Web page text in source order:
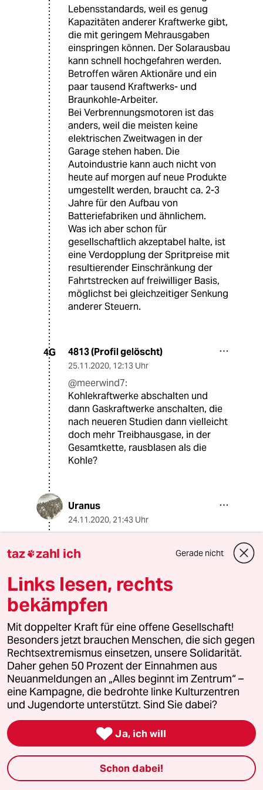
Lebensstandards, weil es genug
Kapazitäten anderer Kraftwerke gibt,
die mit geringem Mehrausgaben
einspringen können. Der Solarausbau
kann schnell hochgefahren werden.
Betroffen wären Aktionäre und ein
paar tausend Kraftwerks- und
Braunkohle-Arbeiter.
Bei Verbrennungsmotoren ist das
anders, weil die meisten keine
elektrischen Zweitwagen in der
Garage stehen haben. Die
Autoindustrie kann auch nicht von
heute auf morgen auf neue Produkte
umgestellt werden, braucht ca. 2-3
Jahre für den Aufbau von
Batteriefabriken und ähnlichem.
Was ich aber schon für
gesellschaftlich akzeptabel halte, ist
eine Verdopplung der Spritpreise mit
resultierender Einschränkung der
Fahrtstrecken auf freiwilliger Basis,
möglichst bei gleichzeitiger Senkung
anderer Steuern.
4G 4813 (Profil gelöscht)
25.11.2020, 12:13 Uhr
@meerwind7:
Kohlekraftwerke abschalten und
dann Gaskraftwerke anschalten, die
nach neueren Studien dann vielleicht
doch mehr Treibhausgase, in der
Gesamtkette, rausblasen als die
Kohle?
Uranus
24.11.2020, 21:43 Uhr
Von dem Ressourcen- und
abgesehen, gäbe es mit E-Autos
entsprechend mehr
Energieverbraucher zu jetzigen
Energieproduktionsverhältnissen, bei
denen es von konservativer Seite
heißt, dass es für einen sogenannten
Übergang Gas-, Kohle- und
Atomenergie weiterhin bräuchte.
Dann sollen Öl- und Gasheizungen
abgeschafft werden ... aber es sollen
keine Trassen und Windräder in der
Nachbar*innenschaft stehen ... Es
gibt also einen wachsenden
Strombedarf bei Problemen der
Akzeptanz von einigen regenerativen
Energien. Eine Umstellung auf Strom
macht emissionsmäßig aber nur Sinn,
taz zahl ich Gerade nicht
Links lesen, rechts
bekämpfen
Mit doppelter Kraft für eine offene Gesellschaft!
Besonders jetzt brauchen Menschen, die sich gegen
Rechtsextremismus einsetzen, unsere Solidarität.
Daher gehen 50 Prozent der Einnahmen aus
Neuanmeldungen an „Alles beginnt im Zentrum“ –
eine Kampagne, die bedrohte linke Kulturzentren
und Jugendorte unterstützt. Sind Sie dabei?
 Ja, ich will
Schon dabei!